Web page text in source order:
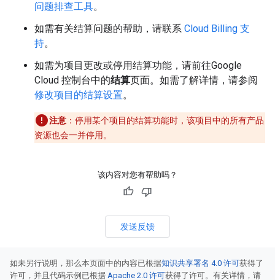
问题排查工具。
如需有关结算问题的帮助，请联系 Cloud Billing 支
持。
如需为项目更改或停用结算功能，请前往Google
Cloud 控制台中的结算页面。如需了解详情，请参阅
修改项目的结算设置。
注意 ：停用某个项目的结算功能时，该项目中的所有产品
资源也会一并停用。
该内容对您有帮助吗？
发送反馈
如未另行说明，那么本页面中的内容已根据知识共享署名 4.0 许可获得了
许可，并且代码示例已根据 Apache 2.0 许可获得了许可。有关详情，请